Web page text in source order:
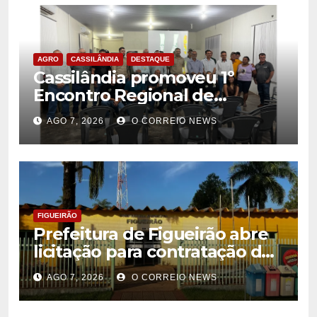
AGRO CASSILÂNDIA DESTAQUE
Cassilândia promoveu 1º
Encontro Regional de
Citricultores e fortalece o
desenvolvimento da
citricultura
AGO 7, 2026 O CORREIO NEWS
FIGUEIRÃO
Prefeitura de Figueirão abre
licitação para contratação de
estrutura de eventos
AGO 7, 2026 O CORREIO NEWS